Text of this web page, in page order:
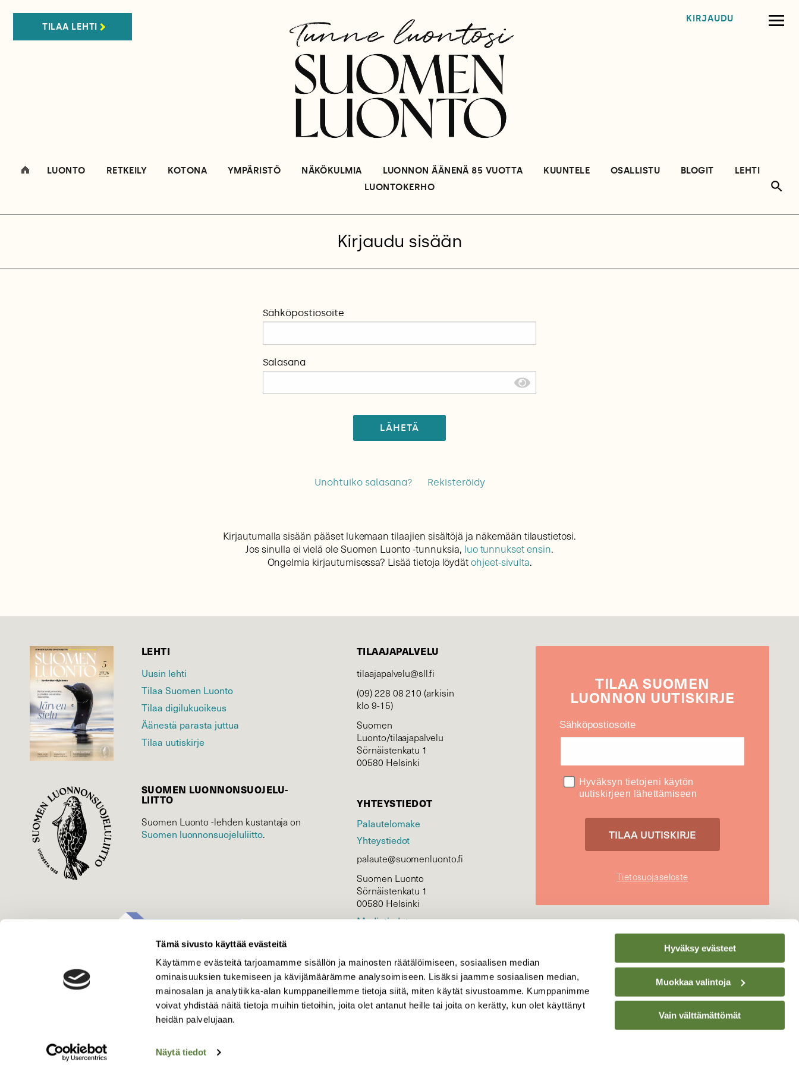
Tämä sivusto käyttää evästeitä
Käytämme evästeitä tarjoamamme sisällön ja mainosten räätälöimiseen, sosiaalisen median
ominaisuuksien tukemiseen ja kävijämäärämme analysoimiseen. Lisäksi jaamme sosiaalisen median,
mainosalan ja analytiikka-alan kumppaneillemme tietoja siitä, miten käytät sivustoamme. Kumppanimme
voivat yhdistää näitä tietoja muihin tietoihin, joita olet antanut heille tai joita on kerätty, kun olet käyttänyt
heidän palvelujaan.
Näytä tiedot
Hyväksy evästeet
Muokkaa valintoja
Vain välttämättömät
TILAA LEHTI
KIRJAUDU
LUONTO RETKEILY KOTONA YMPÄRISTÖ NÄKÖKULMIA LUONNON ÄÄNENÄ 85 VUOTTA KUUNTELE OSALLISTU BLOGIT
LEHTI
LUONTOKERHO
Kirjaudu sisään
Sähköpostiosoite
Salasana
LÄHETÄ
Unohtuiko salasana? Rekisteröidy
Kirjautumalla sisään pääset lukemaan tilaajien sisältöjä ja näkemään tilaustietosi.
Jos sinulla ei vielä ole Suomen Luonto -tunnuksia, luo tunnukset ensin.
Ongelmia kirjautumisessa? Lisää tietoja löydätohjeet-sivulta.
LEHTI
Uusin lehti
Tilaa Suomen Luonto
Tilaa digilukuoikeus
Äänestä parasta juttua
Tilaa uutiskirje
SUOMEN LUONNON­SUOJELU­
LIITTO
Suomen Luonto -lehden kustantaja on
Suomen luonnonsuojelu­liitto.
TILAAJAPALVELU
tilaajapalvelu@sll.fi
(09) 228 08 210 (arkisin
klo 9-15)
Suomen
Luonto/tilaajapalvelu
Sörnäistenkatu 1
00580 Helsinki
YHTEYSTIEDOT
Palautelomake
Yhteystiedot
palaute@suomenluonto.fi
Suomen Luonto
Sörnäistenkatu 1
00580 Helsinki
Mediatiedot
KIRJAUDU
TILAASUOMEN
LUONNON UUTIS­KIRJE
Sähköpostiosoite
Hyväksyn tietojeni käytön
uutiskirjeen lähettämiseen
Tietosuojaseloste